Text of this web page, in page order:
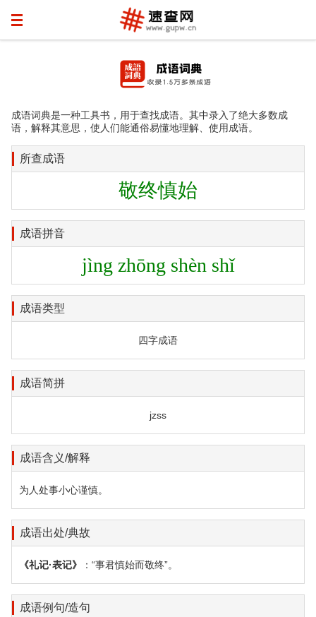
成语词典是一种工具书，用于查找成语。其中录入了绝大多数成
语，解释其意思，使人们能通俗易懂地理解、使用成语。
所查成语
敬终慎始
成语拼音
jìng zhōng shèn shǐ
成语类型
四字成语
成语简拼
jzss
成语含义/解释
为人处事小心谨慎。
成语出处/典故
《礼记·表记》 ：“事君慎始而敬终”。
成语例句/造句